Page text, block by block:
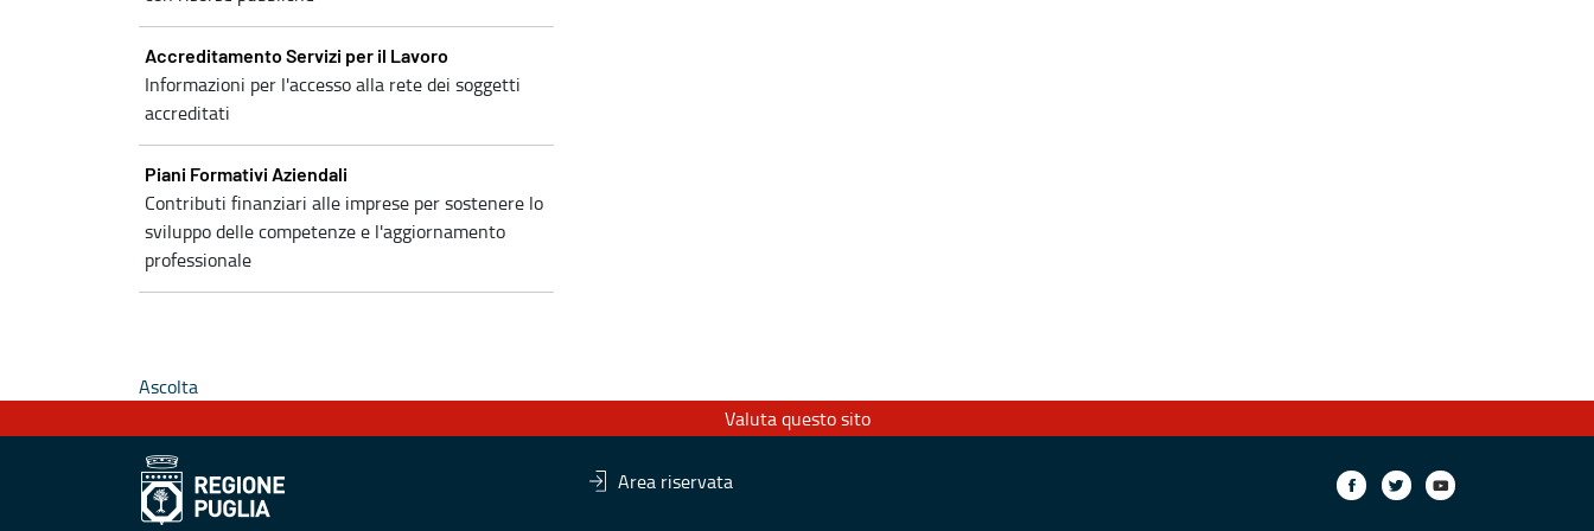
Accreditamento Servizi per il Lavoro
Informazioni per l'accesso alla rete dei soggetti
accreditati
Piani Formativi Aziendali
Contributi finanziari alle imprese per sostenere lo
sviluppo delle competenze e l'aggiornamento
professionale
Ascolta
Valuta questo sito
Area riservata